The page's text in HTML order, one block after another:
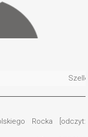
Rocka [odczyt: